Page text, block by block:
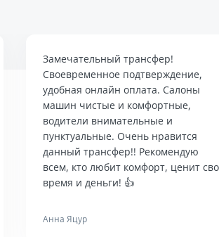
Замечательный трансфер!
Своевременное подтверждение,
удобная онлайн оплата. Салоны
машин чистые и комфортные,
водители внимательные и
пунктуальные. Очень нравится
данный трансфер!! Рекомендую
всем, кто любит комфорт, ценит
время и деньги! 👍
Анна Яцур